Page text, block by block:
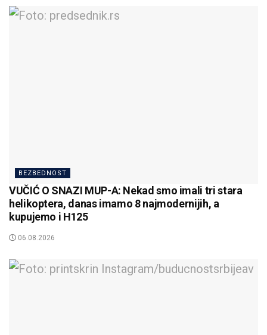
BEZBEDNOST
VUČIĆ O SNAZI MUP-A: Nekad smo imali tri stara
helikoptera, danas imamo 8 najmodernijih, a
kupujemo i H125
06.08.2026